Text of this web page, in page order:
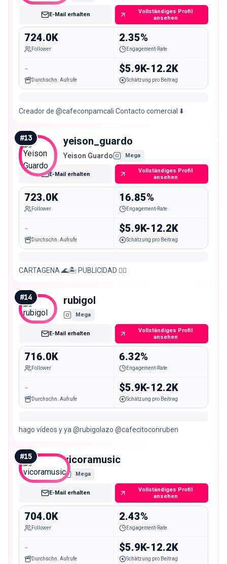
E-Mail erhalten
Vollständiges Profil
ansehen
724.0K
Follower
2.35%
Engagement-Rate
-
Durchschn. Aufrufe
$5.9K-12.2K
Schätzung pro Beitrag
Creador de @cafeconpamcali Contacto comercial ⬇️
#13 yeison_guardo
Yeison Guardo Mega
E-Mail erhalten
Vollständiges Profil
ansehen
723.0K
Follower
16.85%
Engagement-Rate
-
Durchschn. Aufrufe
$5.9K-12.2K
Schätzung pro Beitrag
CARTAGENA 🌊🏝️ PUBLICIDAD 👉🏻
#14 rubigol
Mega
E-Mail erhalten
Vollständiges Profil
ansehen
716.0K
Follower
6.32%
Engagement-Rate
-
Durchschn. Aufrufe
$5.9K-12.2K
Schätzung pro Beitrag
hago vídeos y ya @rubigolazo @cafecitoconruben
#15 vicoramusic
Mega
E-Mail erhalten
Vollständiges Profil
ansehen
704.0K
Follower
2.43%
Engagement-Rate
-
Durchschn. Aufrufe
$5.9K-12.2K
Schätzung pro Beitrag